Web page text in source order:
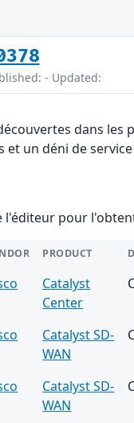
- Updated:
dans
un déni de
l'éditeur pour
PRODUCT
Catalyst
Center
Catalyst SD-
WAN
Catalyst SD-
WAN